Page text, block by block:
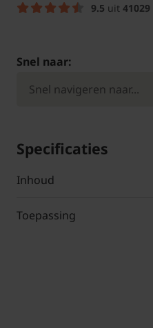
9.5 uit 41029
Snel naar:
Specificaties
Inhoud
Toepassing